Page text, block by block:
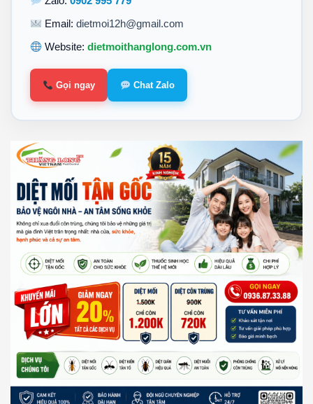
Email:dietmoi12h@gmail.com
Website:dietmoithanglong.com.vn
Gọi ngay Chat Zalo